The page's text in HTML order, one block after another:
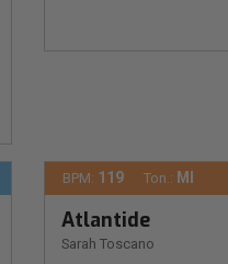
BPM: 119 Ton.: MI
Atlantide
Sarah Toscano